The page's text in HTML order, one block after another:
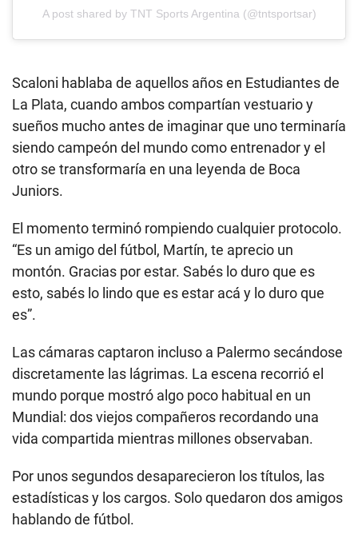
A post shared by TNT Sports Argentina (@tntsportsar)
Scaloni hablaba de aquellos años en Estudiantes de
La Plata, cuando ambos compartían vestuario y
sueños mucho antes de imaginar que uno terminaría
siendo campeón del mundo como entrenador y el
otro se transformaría en una leyenda de Boca
Juniors.
El momento terminó rompiendo cualquier protocolo.
“Es un amigo del fútbol, Martín, te aprecio un
montón. Gracias por estar. Sabés lo duro que es
esto, sabés lo lindo que es estar acá y lo duro que
es”.
Las cámaras captaron incluso a Palermo secándose
discretamente las lágrimas. La escena recorrió el
mundo porque mostró algo poco habitual en un
Mundial: dos viejos compañeros recordando una
vida compartida mientras millones observaban.
Por unos segundos desaparecieron los títulos, las
estadísticas y los cargos. Solo quedaron dos amigos
hablando de fútbol.